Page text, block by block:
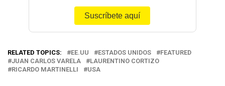
Suscríbete aquí
RELATED TOPICS: EE.UU ESTADOS UNIDOS
FEATURED
JUAN CARLOS VARELA
LAURENTINO CORTIZO
RICARDO MARTINELLI
USA